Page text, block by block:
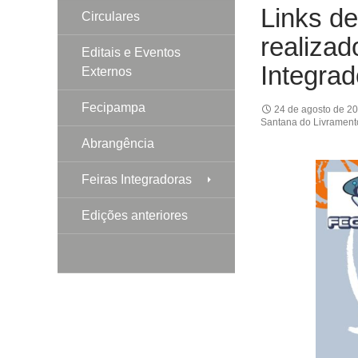
Links
24 de agosto de
Santana do
Circulares
Editais e Eventos
Externos
Fecipampa
Abrangência
Feiras Integradoras
Edições anteriores